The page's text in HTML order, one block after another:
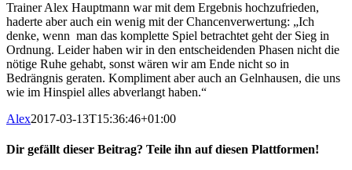
Trainer Alex Hauptmann war mit dem Ergebnis hochzufrieden,
haderte aber auch ein wenig mit der Chancenverwertung: „Ich
denke, wenn man das komplette Spiel betrachtet geht der Sieg in
Ordnung. Leider haben wir in den entscheidenden Phasen nicht die
nötige Ruhe gehabt, sonst wären wir am Ende nicht so in
Bedrängnis geraten. Kompliment aber auch an Gelnhausen, die uns
wie im Hinspiel alles abverlangt haben.“
Alex2017-03-13T15:36:46+01:00
Dir gefällt dieser Beitrag? Teile ihn auf diesen Plattformen!